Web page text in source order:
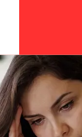
間，以避免延誤。